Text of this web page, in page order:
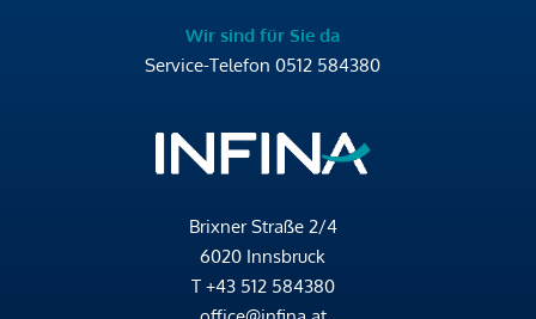
Wir sind für Sie da
Service-Telefon 0512 584380
Brixner Straße 2/4
6020 Innsbruck
T +43 512 584380